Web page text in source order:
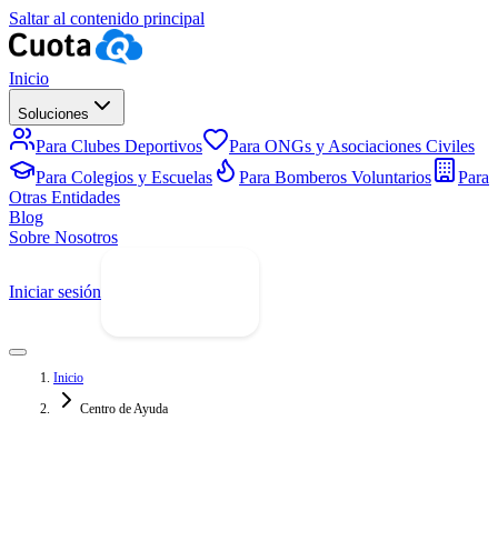
Saltar al contenido principal
Inicio
Soluciones
Para Clubes Deportivos
Para ONGs y Asociaciones Civiles
Para Colegios y Escuelas
Para Bomberos Voluntarios
Para
Otras Entidades
Blog
Sobre Nosotros
Iniciar sesión
Inicio
Centro de Ayuda